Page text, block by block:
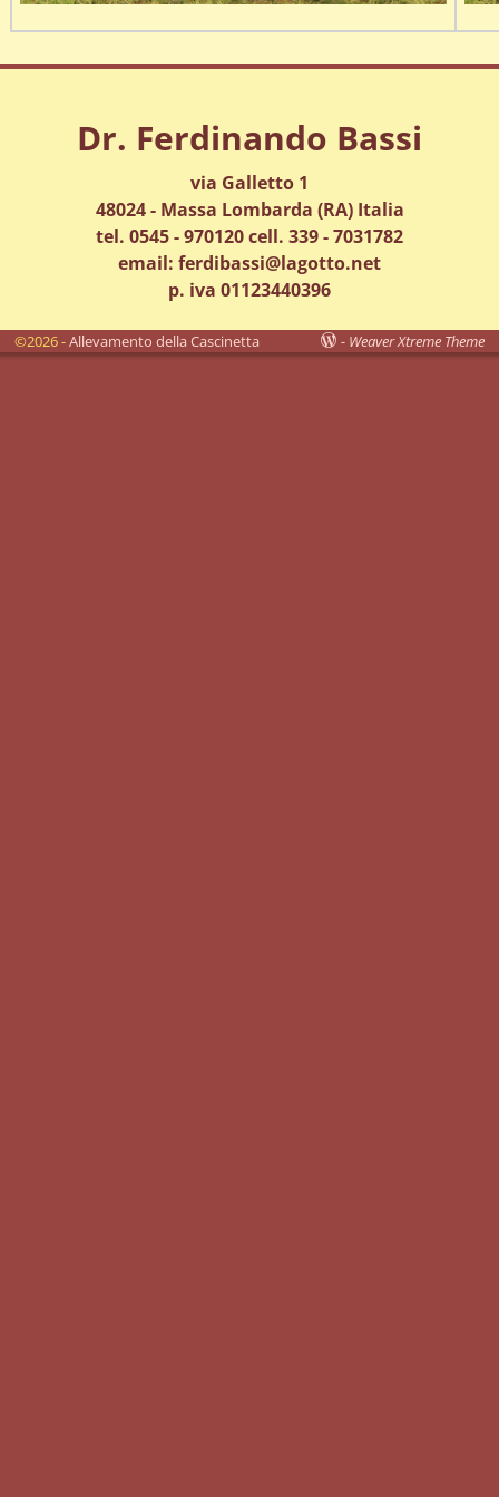
Dr. Ferdinando Bassi
via Galletto 1
48024 - Massa Lombarda (RA) Italia
tel. 0545 - 970120 cell. 339 - 7031782
email: ferdibassi@lagotto.net
p. iva 01123440396
©2026 -Allevamento della Cascinetta - Weaver Xtreme Theme